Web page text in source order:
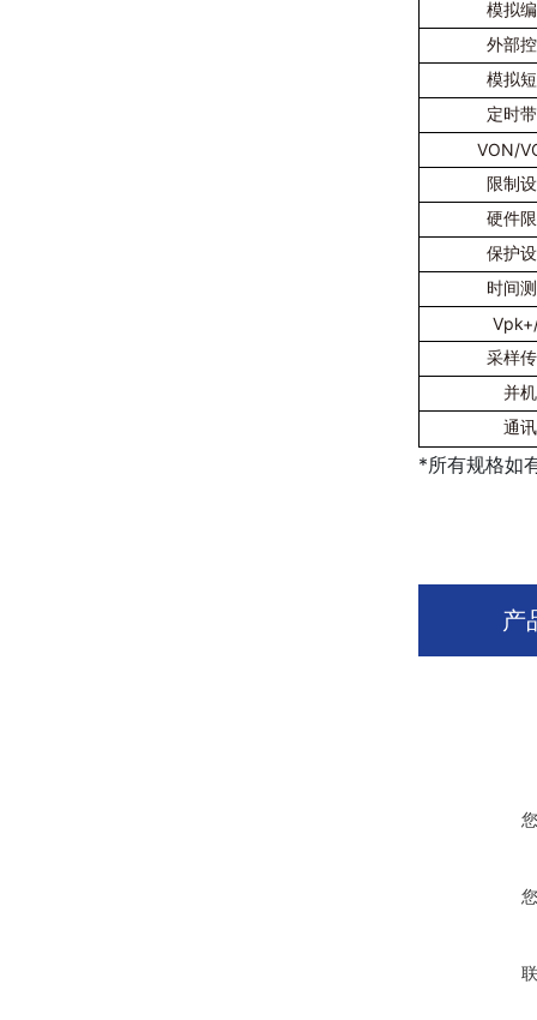
模拟
外部
模拟
定时
VON/
限制
硬件
保护
时间
采样
并机
通讯
*所有规格如
产